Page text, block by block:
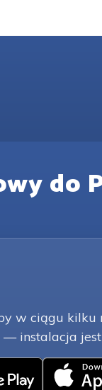
do
w ciągu kilku
instalacja jest